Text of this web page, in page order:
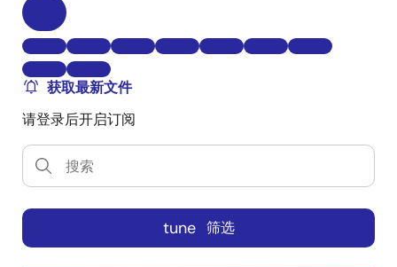
获取最新文件
请登录后开启订阅
tune 筛选